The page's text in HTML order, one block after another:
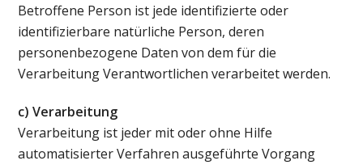
Betroffene Person ist jede identifizierte oder
identifizierbare natürliche Person, deren
personenbezogene Daten von dem für die
Verarbeitung Verantwortlichen verarbeitet werden.
c) Verarbeitung
Verarbeitung ist jeder mit oder ohne Hilfe
automatisierter Verfahren ausgeführte Vorgang